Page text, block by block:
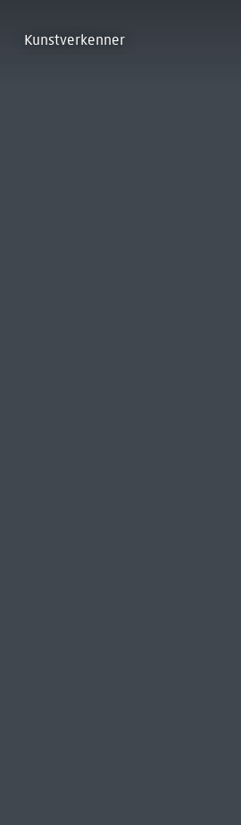
Kunstverkenner